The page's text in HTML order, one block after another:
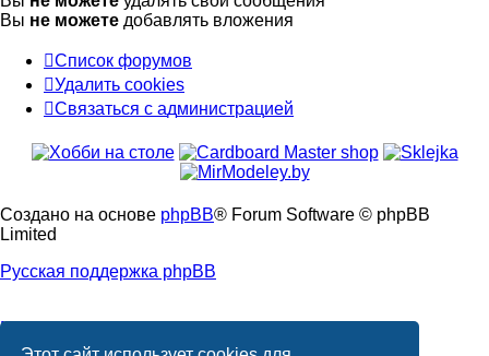
Вы не можете добавлять вложения
Список форумов
Удалить cookies
Связаться
администрацией
Связаться с администрацией
Создано на основе phpBB® Forum Software © phpBB
Limited
Русская поддержка phpBB
Моды и расширения phpBB